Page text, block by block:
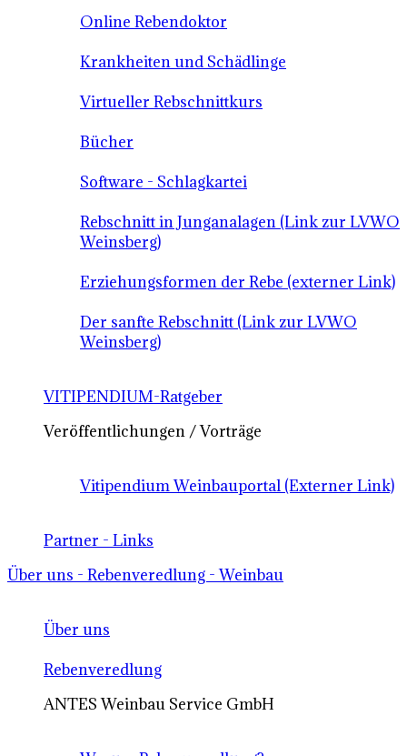
Online Rebendoktor
Krankheiten und Schädlinge
Virtueller Rebschnittkurs
Bücher
Software - Schlagkartei
Rebschnitt in Junganalagen (Link zur LVWO
Weinsberg)
Erziehungsformen der Rebe (externer Link)
Der sanfte Rebschnitt (Link zur LVWO
Weinsberg)
VITIPENDIUM-Ratgeber
Veröffentlichungen / Vorträge
Vitipendium Weinbauportal (Externer Link)
Partner - Links
Über uns - Rebenveredlung - Weinbau
Über uns
Rebenveredlung
ANTES Weinbau Service GmbH